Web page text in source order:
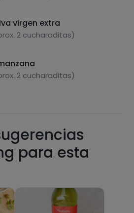
virgen extra
2 cucharaditas)
2 cucharaditas)
Grasas
la información nutricional
desbloquear muchas más
al PLUS
para esta